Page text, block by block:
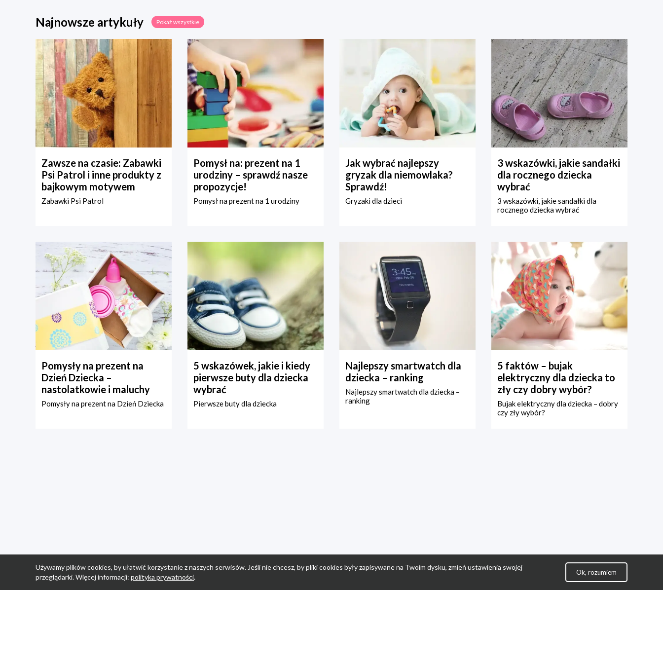
Najnowsze artykuły Pokaż wszystkie
Zawsze na czasie: Zabawki
Psi Patrol i inne produkty z
bajkowym motywem
Zabawki Psi Patrol
Pomysł na: prezent na 1
urodziny – sprawdź nasze
propozycje!
Pomysł na prezent na 1 urodziny
Jak wybrać najlepszy
gryzak dla niemowlaka?
Sprawdź!
Gryzaki dla dzieci
3 wskazówki, jakie sandałki
dla rocznego dziecka
wybrać
3 wskazówki, jakie sandałki dla
rocznego dziecka wybrać
Pomysły na prezent na
Dzień Dziecka –
nastolatkowie i maluchy
Pomysły na prezent na Dzień Dziecka
5 wskazówek, jakie i kiedy
pierwsze buty dla dziecka
wybrać
Pierwsze buty dla dziecka
Najlepszy smartwatch dla
dziecka – ranking
Najlepszy smartwatch dla dziecka –
ranking
5 faktów – bujak
elektryczny dla dziecka to
zły czy dobry wybór?
Bujak elektryczny dla dziecka – dobry
czy zły wybór?
Używamy plików cookies, by ułatwić korzystanie z naszych serwisów. Jeśli nie chcesz, by pliki cookies były zapisywane na Twoim dysku, zmień ustawienia swojej
przeglądarki. Więcej informacji: polityka prywatności.
Ok, rozumiem